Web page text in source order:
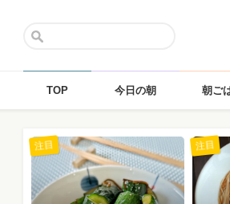
TOP 今日の朝 朝ご
注目 注目